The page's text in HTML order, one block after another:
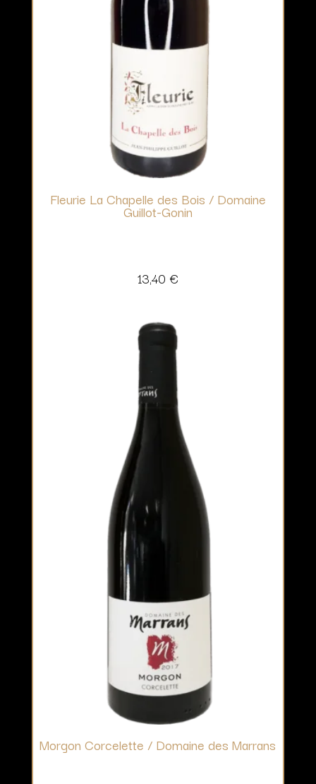
Fleurie La Chapelle des Bois / Domaine
Guillot-Gonin
13,40 €
Morgon Corcelette / Domaine des Marrans